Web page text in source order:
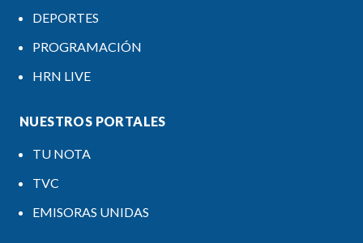
DEPORTES
PROGRAMACIÓN
HRN LIVE
NUESTROS PORTALES
TU NOTA
TVC
EMISORAS UNIDAS